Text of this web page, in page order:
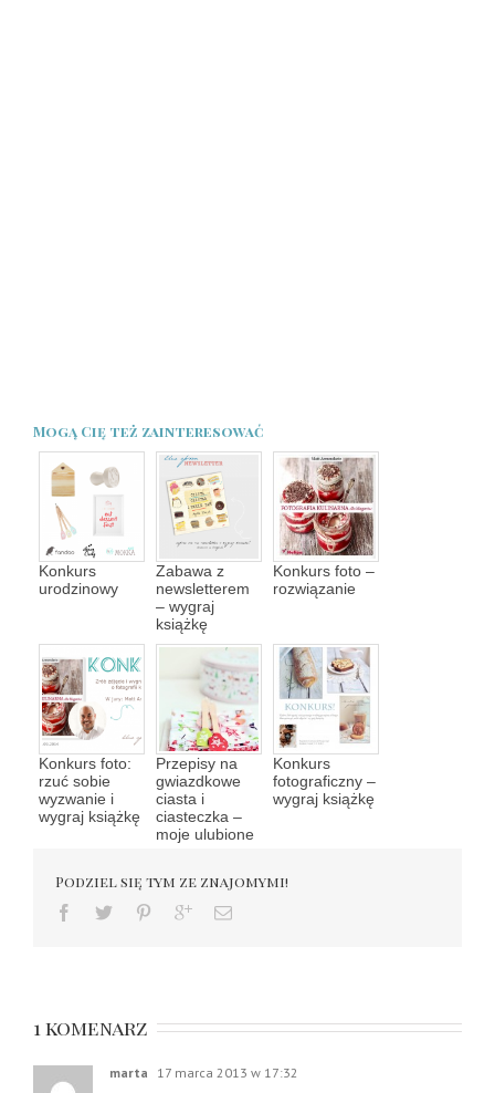
Mogą Cię też zainteresować
Konkurs
urodzinowy
Zabawa z
newsletterem
– wygraj
książkę
Konkurs foto –
rozwiązanie
Konkurs foto:
rzuć sobie
wyzwanie i
wygraj książkę
Przepisy na
gwiazdkowe
ciasta i
ciasteczka –
moje ulubione
Konkurs
fotograficzny –
wygraj książkę
Podziel się tym ze znajomymi!
1 komenarz
marta 17 marca 2013 w 17:32